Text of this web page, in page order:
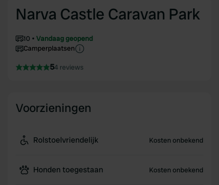
Narva Castle Caravan Park
10
Vandaag geopend
Camperplaatsen
54 reviews
Voorzieningen
Rolstoelvriendelijk Kosten onbekend
Honden toegestaan Kosten onbekend